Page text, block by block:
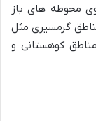
محوطه های باز
گرمسیری مثل
کوهستانی و